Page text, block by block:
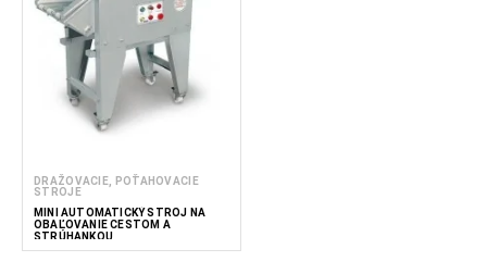
DRAŽOVACIE, POŤAHOVACIE
STROJE
MINI AUTOMATICKÝ STROJ NA
OBAĽOVANIE CESTOM A
STRÚHANKOU